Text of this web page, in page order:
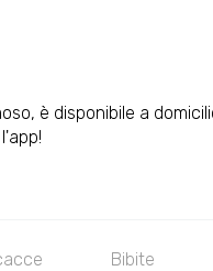
è disponibile a
Bibite